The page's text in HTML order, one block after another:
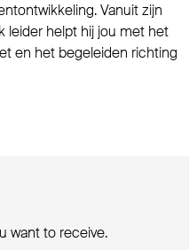
Vanuit zijn
leider helpt hij jou met het
en het begeleiden richting
want to receive.